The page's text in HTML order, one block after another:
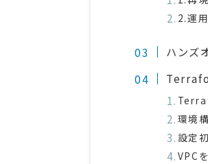
2.運
ハンズ
環境
設定
VPC